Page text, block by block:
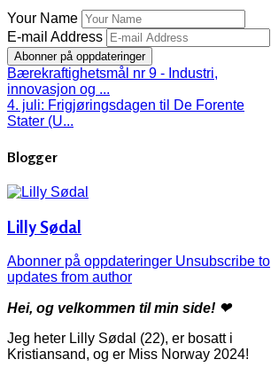
Your Name
E-mail Address
Abonner på oppdateringer
Bærekraftighetsmål nr 9 - Industri,
innovasjon og ...
4. juli: Frigjøringsdagen til De Forente
Stater (U...
Blogger
Lilly Sødal
Abonner på oppdateringer Unsubscribe to
updates from author
Hei, og velkommen til min side! ❤
Jeg heter Lilly Sødal (22), er bosatt i
Kristiansand, og er Miss Norway 2024!